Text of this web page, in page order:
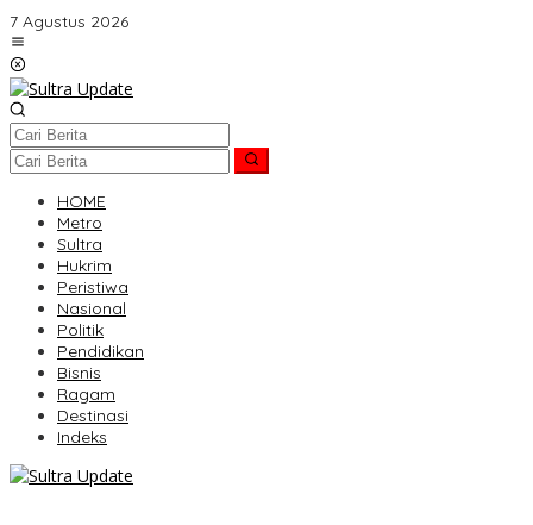
Lewati
ke
konten
7 Agustus 2026
HOME
Metro
Sultra
Hukrim
Peristiwa
Nasional
Politik
Pendidikan
Bisnis
Ragam
Destinasi
Indeks